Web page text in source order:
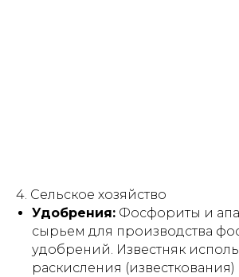
4. Сельское хозяйство
Удобрения: Фосфориты и
сырьем для производства
удобрений. Известняк
раскисления (известкования)